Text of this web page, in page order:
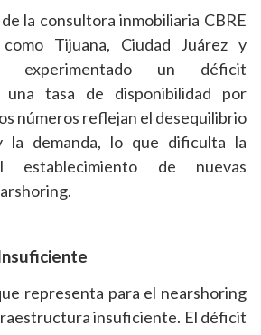
la consultora inmobiliaria CBRE
Tijuana, Ciudad Juárez y
experimentado un déficit
una tasa de disponibilidad por
números reflejan el desequilibrio
demanda, lo que dificulta la
establecimiento de nuevas
representa para el nearshoring
insuficiente. El déficit